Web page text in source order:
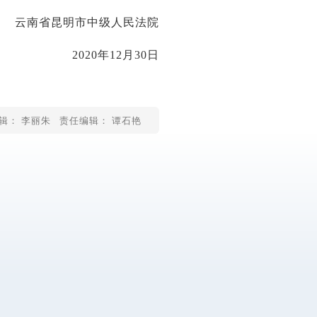
云南省昆明市中级人民法院
2020年12月30日
： 李丽朱 责任编辑： 谭石艳